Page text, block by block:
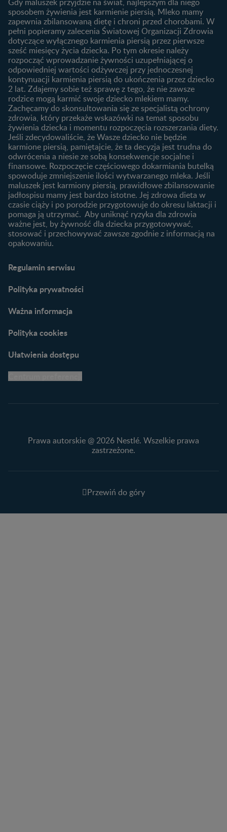
Produkty
Wyszukiwarka produktów
Nasze marki
Jak zaplanować płeć
dziecka?
Jak rozpoznać dni płodne?
Badania przed ciążą
Planowanie urlopu
macierzyńskiego
2. trymestr ciąży
3. trymestr ciąży
Rozwój dziecka
Kalendarz rozwoju dziecka
Skoki rozwojowe
Ząbkowanie u niemowląt
Żywienie dziecka
10 sposobów jak poprawić
laktację
Jakie mleko następne
wybrać dla dziecka?
Jak rozszerzać dietę
niemowlaka?
Przydatne materiały dla
rodziców
Poradniki dla rodziców
Karty do zdjęć dla
Maluszka
Materiały do pobrania
Narzędzia dla rodziców
praktyczne wskazówki
sposobem żywienia jest karmienie piersią. Mleko mamy
zapewnia zbilansowaną dietę i chroni przed chorobami. W
pełni popieramy zalecenia Światowej Organizacji Zdrowia
dotyczące wyłącznego karmienia piersią przez pierwsze
sześć miesięcy życia dziecka. Po tym okresie należy
rozpocząć wprowadzanie żywności uzupełniającej o
odpowiedniej wartości odżywczej przy jednoczesnej
kontynuacji karmienia piersią do ukończenia przez dziecko
2 lat. Zdajemy sobie też sprawę z tego, że nie zawsze
rodzice mogą karmić swoje dziecko mlekiem mamy.
Zachęcamy do skonsultowania się ze specjalistą ochrony
zdrowia, który przekaże wskazówki na temat sposobu
żywienia dziecka i momentu rozpoczęcia rozszerzania diety.
Jeśli zdecydowaliście, że Wasze dziecko nie będzie
karmione piersią, pamiętajcie, że ta decyzja jest trudna do
odwrócenia a niesie ze sobą konsekwencje socjalne i
finansowe. Rozpoczęcie częściowego dokarmiania butelką
spowoduje zmniejszenie ilości wytwarzanego mleka. Jeśli
maluszek jest karmiony piersią, prawidłowe zbilansowanie
jadłospisu mamy jest bardzo istotne. Jej zdrowa dieta w
czasie ciąży i po porodzie przygotowuje do okresu laktacji i
pomaga ją utrzymać. Aby uniknąć ryzyka dla zdrowia
ważne jest, by żywność dla dziecka przygotowywać,
stosować i przechowywać zawsze zgodnie z informacją na
opakowaniu.
Regulamin serwisu
Polityka prywatności
Ważna informacja
Polityka cookies
Ułatwienia dostępu
Prawa autorskie @ 2026 Nestlé. Wszelkie prawa
zastrzeżone.
Przewiń do góry